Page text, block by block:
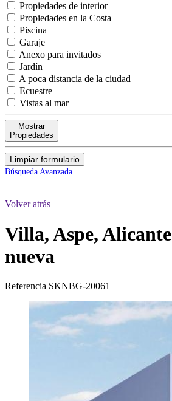
Propiedades de interior
Propiedades en la Costa
Piscina
Garaje
Anexo para invitados
Jardín
A poca distancia de la ciudad
Ecuestre
Vistas al mar
Mostrar
Propiedades
Limpiar formulario
Búsqueda Avanzada
Volver atrás
Villa, Aspe, Alicante
nueva
Referencia SKNBG-20061